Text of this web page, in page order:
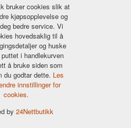
bruker cookies slik at
kjøpsopplevelse og
bedre service. Vi
hovedsaklig til å
og huske
i handlekurven
å bruke siden som
du godtar dette. Les
innstillinger for
cookies.
by 24Nettbutikk